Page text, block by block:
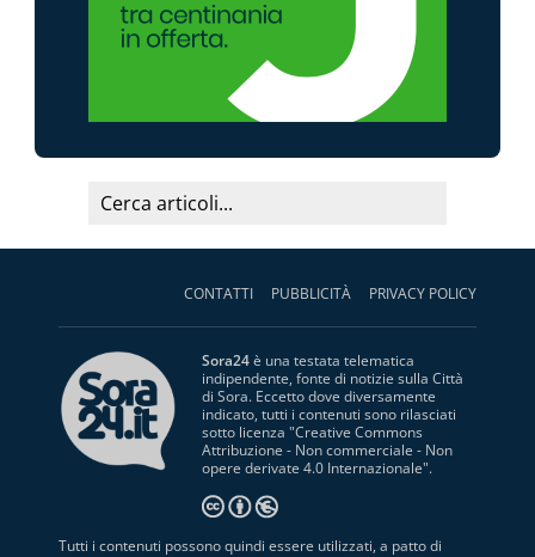
CONTATTI PUBBLICITÀ PRIVACY POLICY
Sora24è una testata telematica
indipendente, fonte di notizie sulla Città
di Sora. Eccetto dove diversamente
indicato, tutti i contenuti sono rilasciati
sotto licenza "Creative Commons
Attribuzione - Non commerciale - Non
opere derivate 4.0 Internazionale".
Tutti i contenuti possono quindi essere utilizzati, a patto di